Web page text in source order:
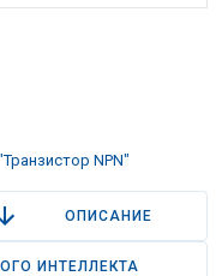
NPN"
ОПИСАНИЕ
ИНТЕЛЛЕКТА